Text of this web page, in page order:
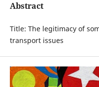
Abstract
Title: The legitimacy of
transport issues